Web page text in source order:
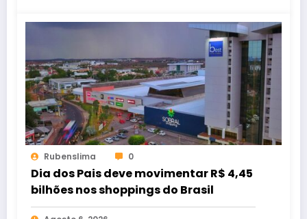
Rubenslima 0
Dia dos Pais deve movimentar R$ 4,45
bilhões nos shoppings do Brasil